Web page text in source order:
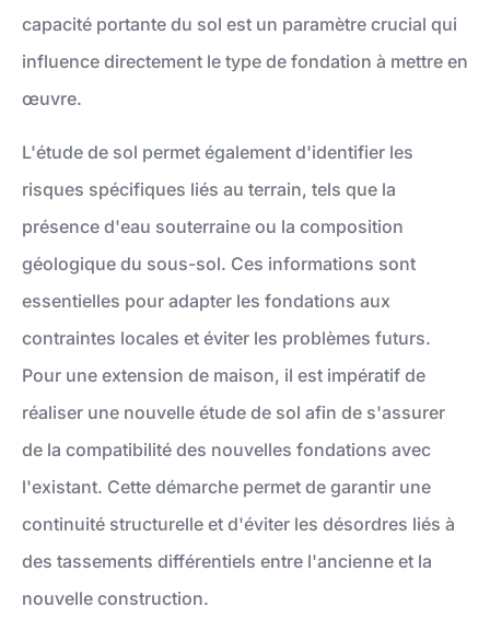
capacité portante du sol est un paramètre crucial qui
influence directement le type de fondation à mettre en
œuvre.
L'étude de sol permet également d'identifier les
risques spécifiques liés au terrain, tels que la
présence d'eau souterraine ou la composition
géologique du sous-sol. Ces informations sont
essentielles pour adapter les fondations aux
contraintes locales et éviter les problèmes futurs.
Pour une extension de maison, il est impératif de
réaliser une nouvelle étude de sol afin de s'assurer
de la compatibilité des nouvelles fondations avec
l'existant. Cette démarche permet de garantir une
continuité structurelle et d'éviter les désordres liés à
des tassements différentiels entre l'ancienne et la
nouvelle construction.